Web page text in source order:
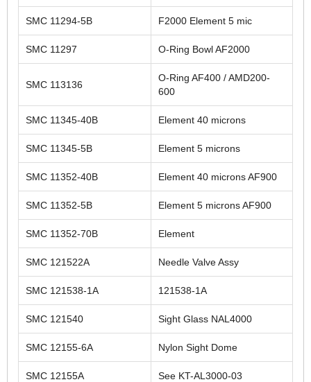
SMC 11294-5B F2000 Element 5 mic
SMC 11297 O-Ring Bowl AF2000
SMC 113136
O-Ring AF400 / AMD200-
600
SMC 11345-40B Element 40 microns
SMC 11345-5B Element 5 microns
SMC 11352-40B Element 40 microns AF900
SMC 11352-5B Element 5 microns AF900
SMC 11352-70B Element
SMC 121522A Needle Valve Assy
SMC 121538-1A 121538-1A
SMC 121540 Sight Glass NAL4000
SMC 12155-6A Nylon Sight Dome
SMC 12155A See KT-AL3000-03